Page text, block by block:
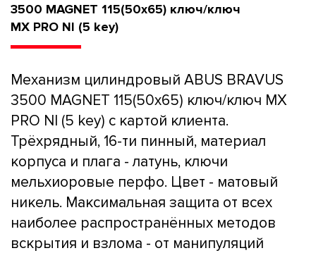
3500 MAGNET 115(50x65) ключ/ключ
MX PRO NI (5 key)
Механизм цилиндровый ABUS BRAVUS
3500 MAGNET 115(50x65) ключ/ключ MX
PRO NI (5 key) с картой клиента.
Трёхрядный, 16-ти пинный, материал
корпуса и плага - латунь, ключи
мельхиоровые перфо. Цвет - матовый
никель. Максимальная защита от всех
наиболее распространённых методов
вскрытия и взлома - от манипуляций